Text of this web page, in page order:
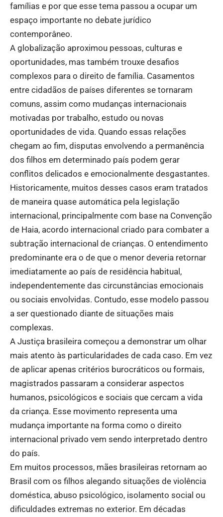
famílias e por que esse tema passou a ocupar um
espaço importante no debate jurídico
contemporâneo.
A globalização aproximou pessoas, culturas e
oportunidades, mas também trouxe desafios
complexos para o direito de família. Casamentos
entre cidadãos de países diferentes se tornaram
comuns, assim como mudanças internacionais
motivadas por trabalho, estudo ou novas
oportunidades de vida. Quando essas relações
chegam ao fim, disputas envolvendo a permanência
dos filhos em determinado país podem gerar
conflitos delicados e emocionalmente desgastantes.
Historicamente, muitos desses casos eram tratados
de maneira quase automática pela legislação
internacional, principalmente com base na Convenção
de Haia, acordo internacional criado para combater a
subtração internacional de crianças. O entendimento
predominante era o de que o menor deveria retornar
imediatamente ao país de residência habitual,
independentemente das circunstâncias emocionais
ou sociais envolvidas. Contudo, esse modelo passou
a ser questionado diante de situações mais
complexas.
A Justiça brasileira começou a demonstrar um olhar
mais atento às particularidades de cada caso. Em vez
de aplicar apenas critérios burocráticos ou formais,
magistrados passaram a considerar aspectos
humanos, psicológicos e sociais que cercam a vida
da criança. Esse movimento representa uma
mudança importante na forma como o direito
internacional privado vem sendo interpretado dentro
do país.
Em muitos processos, mães brasileiras retornam ao
Brasil com os filhos alegando situações de violência
doméstica, abuso psicológico, isolamento social ou
dificuldades extremas no exterior. Em décadas